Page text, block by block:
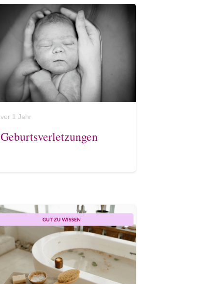
vor 1 Jahr
Geburtsverletzungen